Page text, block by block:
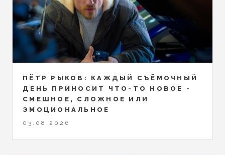
ПЁТР РЫКОВ: КАЖДЫЙ СЪЁМОЧНЫЙ
ДЕНЬ ПРИНОСИТ ЧТО-ТО НОВОЕ -
СМЕШНОЕ, СЛОЖНОЕ ИЛИ
ЭМОЦИОНАЛЬНОЕ
03.08.2026